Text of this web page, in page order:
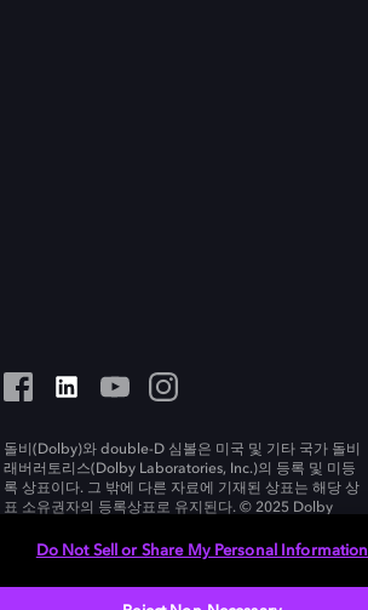
돌비(Dolby)와 double-D 심볼은 미국 및 기타 국가 돌비
래버러토리스(Dolby Laboratories, Inc.)의 등록 및 미등
록 상표이다. 그 밖에 다른 자료에 기재된 상표는 해당 상
표 소유권자의 등록상표로 유지된다. © 2025 Dolby
Do Not Sell or Share My Personal Information